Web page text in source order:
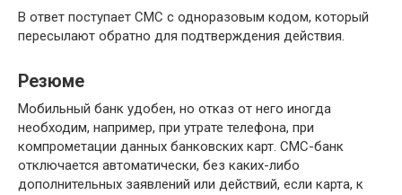
В ответ поступает СМС с одноразовым кодом, который
пересылают обратно для подтверждения действия.
Резюме
Мобильный банк удобен, но отказ от него иногда
необходим, например, при утрате телефона, при
компрометации данных банковских карт. СМС-банк
отключается автоматически, без каких-либо
дополнительных заявлений или действий, если карта, к